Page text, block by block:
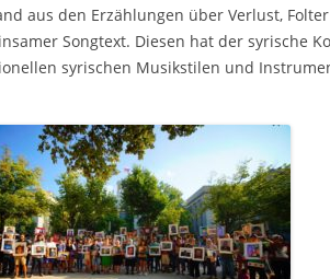
aus den Erzählungen über Verlust,
Songtext. Diesen hat der syrische
syrischen Musikstilen und